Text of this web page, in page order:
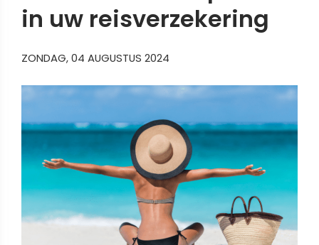
in uw reisverzekering
ZONDAG, 04 AUGUSTUS 2024